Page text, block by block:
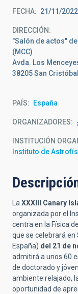
FECHA 21/11/2022
DIRECCIÓN
"Salón de actos"
(MCC)
Avda. Los
38205 San
PAÍS España
ORGANIZADORES
INSTITUCIÓN
Instituto de
LaXXXIII Canary
organizada por el
centra en la Física
que se celebrará en
España) del 21 de
admitirá a unos 60
de doctorado y
ambiente relajado,
oportunidad de